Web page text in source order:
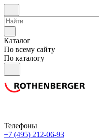
Каталог
По всему сайту
По каталогу
Телефоны
+7 (495) 212-06-93